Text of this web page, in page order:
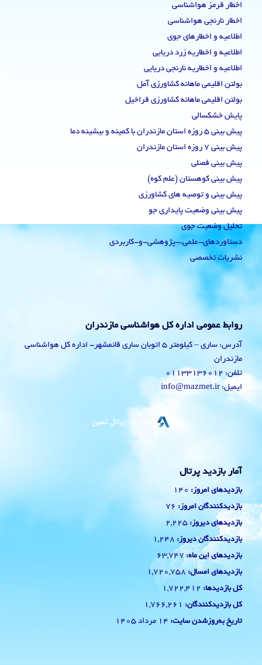
اخطار قرمز هواشناسی
اخطار نارنجی هواشناسی
اطلاعیه و اخطارهای جوی
اطلاعیه و اخطاریه زرد دریایی
اطلاعیه و اخطاریه نارنجی دریایی
بولتن اقلیمی ماهانه کشاورزی آمل
بولتن اقلیمی ماهانه کشاورزی قراخیل
پایش خشکسالی
پیش بینی 5 روزه استان مازندران با کمینه و بیشینه دما
پیش بینی 7 روزه استان مازندران
پیش بینی فصلی
پیش بینی کوهستان (علم کوه)
پیش بینی و توصیه های کشاورزی
پیش بینی وضعیت پایداری جو
تحلیل وضعیت جوی
دستاوردهای-علمی،-پژوهشی-و-کاربردی
نشریات تخصصی
روابط عمومی اداره کل هواشناسی مازندران
آدرس: ساری – کیلومتر 5 اتوبان ساری قائمشهر- اداره کل هواشناسی
مازندران
تلفن: 01133136012
ایمیل: info@mazmet.ir
آمار بازدید پرتال
بازدیدهای امروز: 140
بازدیدکنندگان امروز: 76
بازدیدهای دیروز: 2,225
بازدیدکنندگان دیروز: 1,248
بازدیدهای این ماه: 63,747
بازدیدهای امسال: 1,720,758
کل بازدیدها: 1,722,412
کل بازدیدکنند‌گان: 1,766,261
تاریخ به‌روزشدن سایت: 14 مرداد 1405